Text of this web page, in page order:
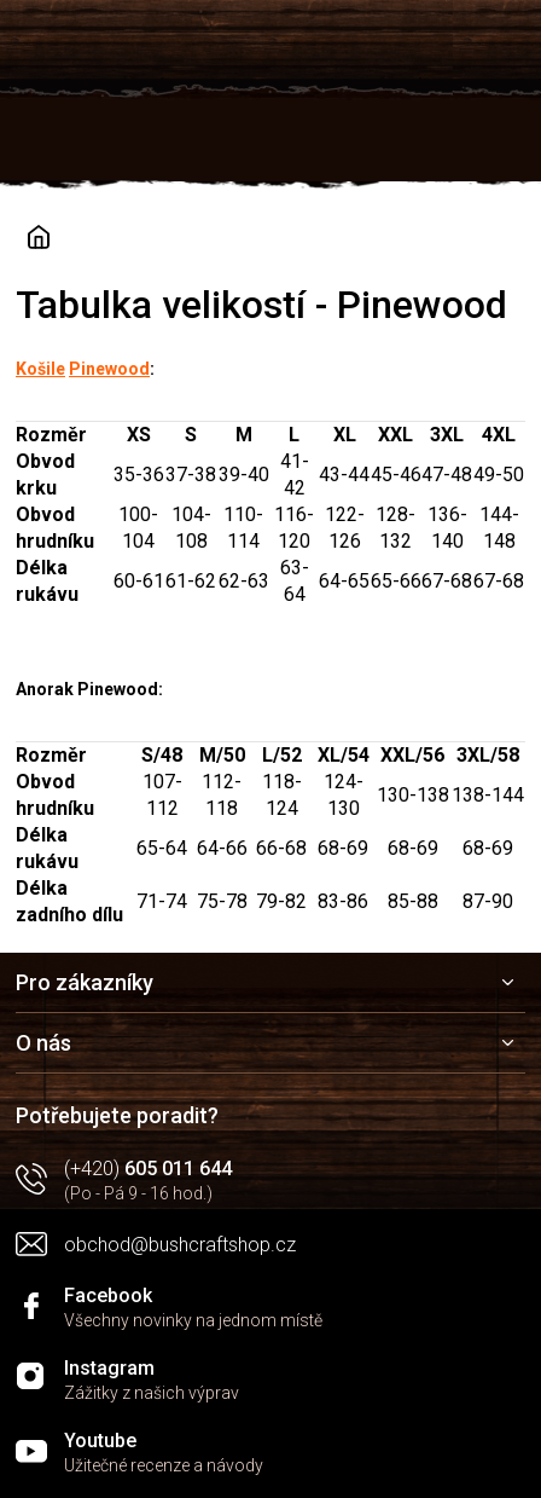
Přejít
na
obsah
Tabulka velikostí - Pinewood
Košile Pinewood :
Rozměr XS S M L XL XXL 3XL
4XL
Obvod
krku
35-3637-3839-40
41-
42
43-4445-4647-4849-50
Obvod
hrudníku
100-
104
104-
108
110-
114
116-
120
122-
126
128-
132
136-
140
144-
148
Délka
rukávu
60-6161-6262-63
63-
64
64-6565-6667-6867-68
Anorak Pinewood:
Rozměr S/48 M/50 L/52 XL/54 XXL/56 3XL/58
Obvod
hrudníku
107-
112
112-
118
118-
124
124-
130
130-138 138-144
Délka
rukávu
65-64 64-66 66-68 68-69 68-69
68-69
Délka
zadního dílu
71-74 75-78 79-82 83-86 85-88 87-90
a
t
í
Pro zákazníky
O nás
Potřebujete poradit?
(+420)605 011 644
(Po - Pá 9 - 16 hod.)
obchod@bushcraftshop.cz
Facebook
Všechny novinky na jednom místě
Instagram
Zážitky z našich výprav
Youtube
Užitečné recenze a návody